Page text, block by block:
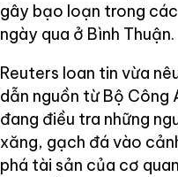
gây bạo loạn trong
ngày qua ở Bình Thuận.
Reuters loan tin vừa
dẫn nguồn từ Bộ Công
đang điều tra những
xăng, gạch đá vào
phá tài sản của cơ